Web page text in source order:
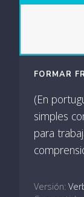
FORMAR
(En
simples
para
Versión: